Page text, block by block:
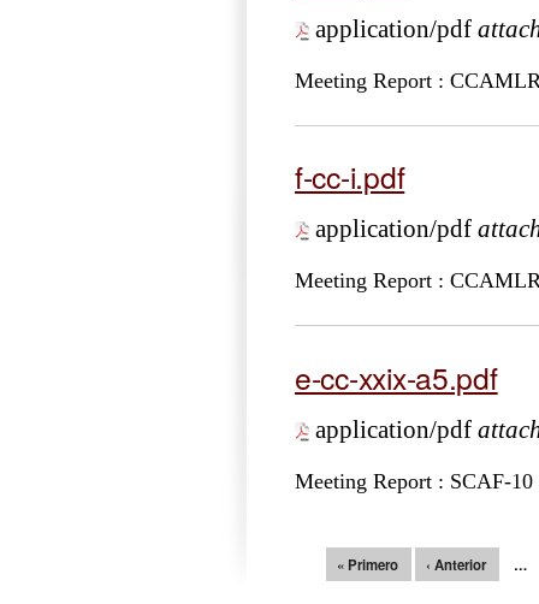
application/pdf
Meeting Report :
f-cc-i.pdf
application/pdf
Meeting Report :
e-cc-xxix-a5.pdf
application/pdf
Meeting Report : SCAF-10
Páginas« Primero ‹ Anterior …